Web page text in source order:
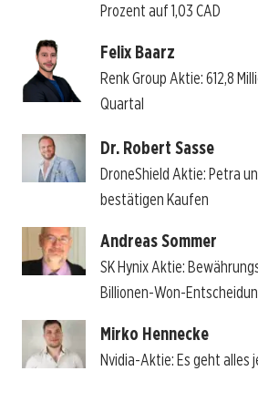
Prozent auf 1,03 CAD
Felix Baarz
Renk Group Aktie: 612,8
Quartal
Dr. Robert Sasse
DroneShield Aktie: Petra
bestätigen Kaufen
Andreas Sommer
SK Hynix Aktie:
Billionen-Won-
Mirko Hennecke
Nvidia-Aktie: Es geht alles